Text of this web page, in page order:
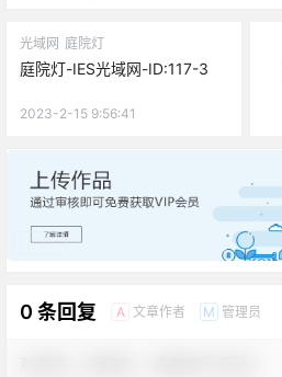
光域网 庭院灯
庭院灯-IES光域网-ID:117-3
2023-2-15 9:56:41
广告
0 条回复 A 文章作者 M 管理员